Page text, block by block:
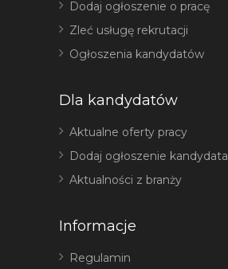
Dodaj ogłoszenie o pracę
Zleć usługę rekrutacji
Ogłoszenia kandydatów
Dla kandydatów
Aktualne oferty pracy
Dodaj ogłoszenie kandydata
Aktualności z branży
Informacje
Regulamin